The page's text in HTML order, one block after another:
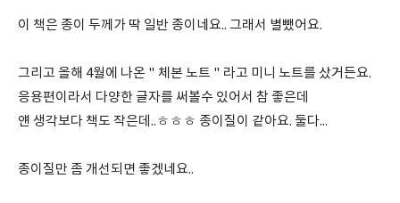
이 책은 종이 두께가 딱 일반 종이네요.. 그래서 별뺐어요.
그리고 올해 4월에 나온 " 체본 노트 " 라고 미니 노트를 샀거든요.
응용편이라서 다양한 글자를 써볼수 있어서 참 좋은데
얜 생각보다 책도 작은데..ㅎㅎㅎ 종이질이 같아요. 둘다...
종이질만 좀 개선되면 좋겠네요..